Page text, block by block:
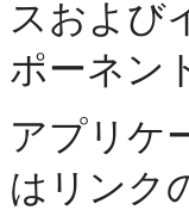
スおよび
ポーネン
アプリケ
はリンク